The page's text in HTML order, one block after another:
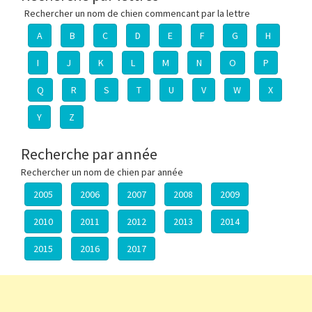
Rechercher un nom de chien commencant par la lettre
A
B C D E F G H
I J K L M N O P
Q R S T U V W X
Y Z
Recherche par année
Rechercher un nom de chien par année
2005
2006 2007 2008 2009
2010 2011 2012 2013 2014
2015 2016 2017